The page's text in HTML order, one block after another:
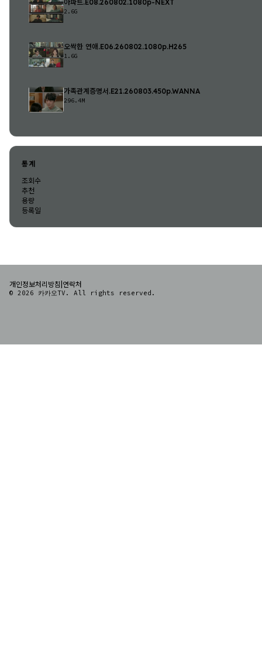
아파트.E08.260802.1080p-NEXT
2.6G
오싹한 연애.E06.260802.1080p.H265
1.6G
가족관계증명서.E21.260803.450p.WANNA
296.4M
통계
조회수
추천
용량
등록일
개인정보처리방침 연락처
© 2026 카카오TV. All rights reserved.